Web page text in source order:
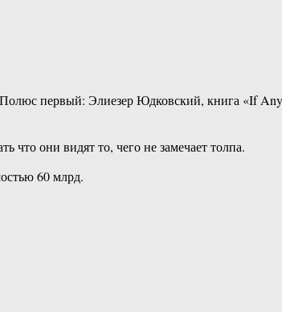
первый: Элиезер Юдковский, книга «If
что они видят то, чего не замечает толпа.
60 млрд.